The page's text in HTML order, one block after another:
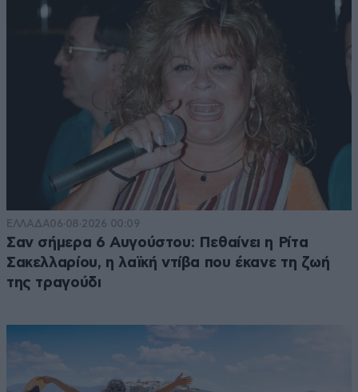
ΕΛΛΑΔΑ06·08·2026 00:09
Σαν σήμερα 6 Αυγούστου: Πεθαίνει η Ρίτα
Σακελλαρίου, η λαϊκή ντίβα που έκανε τη ζωή
της τραγούδι